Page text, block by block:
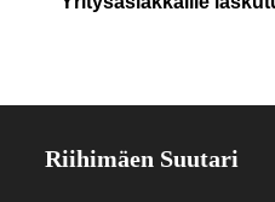
Riihimäen Suutari